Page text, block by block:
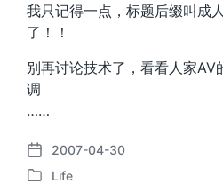
我只记得一点，标题后缀叫成
了！！
别再讨论技术了，看看人家AV
调
……
发
布
2007-04-30
发
Life